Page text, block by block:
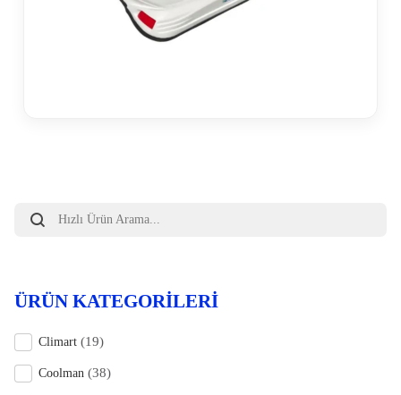
search
ÜRÜN KATEGORILERI
Climart (19)
Coolman (38)